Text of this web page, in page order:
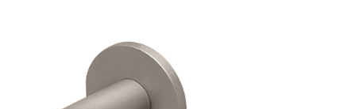
Kontakt
Downloads